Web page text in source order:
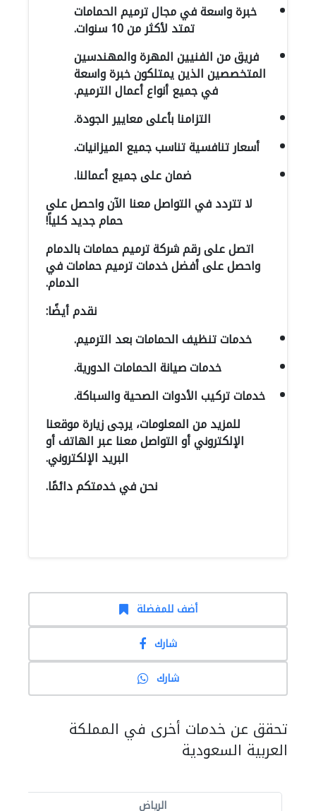
خبرة واسعة في مجال ترميم الحمامات
تمتد لأكثر من 10 سنوات.
فريق من الفنيين المهرة والمهندسين
المتخصصين الذين يمتلكون خبرة واسعة
في جميع أنواع أعمال الترميم.
التزامنا بأعلى معايير الجودة.
أسعار تنافسية تناسب جميع الميزانيات.
ضمان على جميع أعمالنا.
لا تتردد في التواصل معنا الآن واحصل على
حمام جديد كلياً!
اتصل على رقم شركة ترميم حمامات بالدمام
واحصل على أفضل خدمات ترميم حمامات في
الدمام.
نقدم أيضًا:
خدمات تنظيف الحمامات بعد الترميم.
خدمات صيانة الحمامات الدورية.
خدمات تركيب الأدوات الصحية والسباكة.
للمزيد من المعلومات، يرجى زيارة موقعنا
الإلكتروني أو التواصل معنا عبر الهاتف أو
البريد الإلكتروني.
نحن في خدمتكم دائمًا.
أضف للمفضلة
شارك
شارك
تحقق عن خدمات أخرى في المملكة
العربية السعودية
الرياض